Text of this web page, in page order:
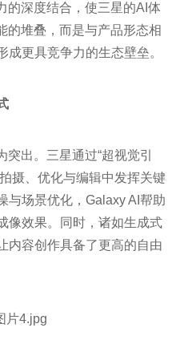
的深度结合，使三星的AI体
的堆叠，而是与产品形态相
更具竞争力的生态壁垒。
出。三星通过“超视觉引
摄、优化与编辑中发挥关键
与场景优化，Galaxy AI帮助
像效果。同时，诸如生成式
内容创作具备了更高的自由